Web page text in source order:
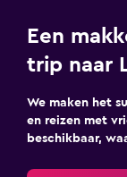
Een
trip naar
We maken het
en reizen met
beschikbaar,